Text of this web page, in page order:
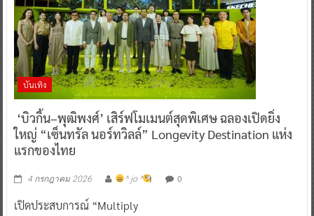
บันเทิง
‘บิวกิ้น–พุฒิพงศ์’ เสิร์ฟโมเมนต์สุดพิเศษ ฉลองเปิดยิ่ง
ใหญ่ “เซ็นทรัล นอร์ทวิลล์” Longevity Destination แห่ง
แรกของไทย
4 กรกฎาคม 2026 ^ jo ^ 0
เปิดประสบการณ์ “Multiply